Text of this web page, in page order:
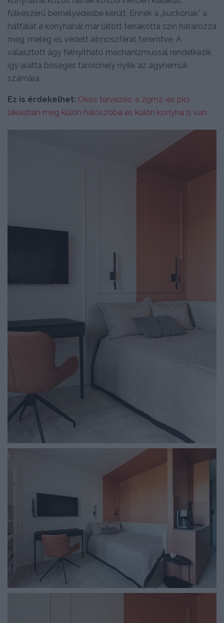
fülkeszerű bemélyedésbe került. Ennek a „kuckónak” a
hátfalát a konyhánál már látott terrakotta szín határozza
meg, meleg és védett atmoszférát teremtve. A
választott ágy felnyitható mechanizmussal rendelkezik,
így alatta bőséges tárolóhely nyílik az ágyneműk
számára.
Ez is érdekelhet: Okos tervezés: a 29m2-es pici
lakásban még külön hálószoba és külön konyha is van